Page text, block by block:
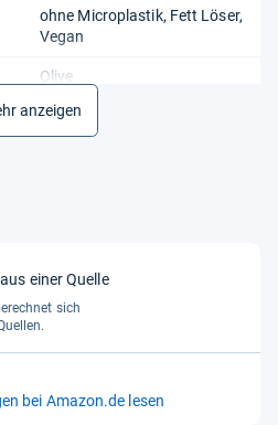
ohne Microplastik, Fett Löser,
Vegan
Olive
Grün
Normale Haut
Glycerin, Zitrone, Olivenöl
Hände, Körper
Nein
anzeigen
einer Quelle
sich
bei Amazon.de lesen